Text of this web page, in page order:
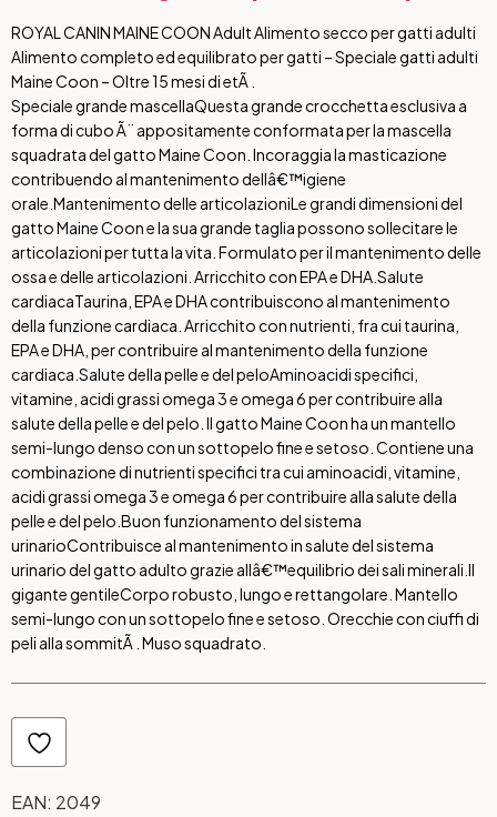
ROYAL CANIN MAINE COON Adult Alimento secco per gatti adulti
Alimento completo ed equilibrato per gatti – Speciale gatti adulti
Maine Coon – Oltre 15 mesi di etÃ .
Speciale grande mascellaQuesta grande crocchetta esclusiva a
forma di cubo Ã¨ appositamente conformata per la mascella
squadrata del gatto Maine Coon. Incoraggia la masticazione
contribuendo al mantenimento dellâ€™igiene
orale. Mantenimento delle articolazioniLe grandi dimensioni del
gatto Maine Coon e la sua grande taglia possono sollecitare le
articolazioni per tutta la vita. Formulato per il mantenimento delle
ossa e delle articolazioni. Arricchito con EPA e DHA. Salute
cardiacaTaurina, EPA e DHA contribuiscono al mantenimento
della funzione cardiaca. Arricchito con nutrienti, fra cui taurina,
EPA e DHA, per contribuire al mantenimento della funzione
cardiaca. Salute della pelle e del peloAminoacidi specifici,
vitamine, acidi grassi omega 3 e omega 6 per contribuire alla
salute della pelle e del pelo. Il gatto Maine Coon ha un mantello
semi-lungo denso con un sottopelo fine e setoso. Contiene una
combinazione di nutrienti specifici tra cui aminoacidi, vitamine,
acidi grassi omega 3 e omega 6 per contribuire alla salute della
pelle e del pelo. Buon funzionamento del sistema
urinarioContribuisce al mantenimento in salute del sistema
urinario del gatto adulto grazie allâ€™equilibrio dei sali minerali. Il
gigante gentileCorpo robusto, lungo e rettangolare. Mantello
semi-lungo con un sottopelo fine e setoso. Orecchie con ciuffi di
peli alla sommitÃ . Muso squadrato.
EAN: 2049